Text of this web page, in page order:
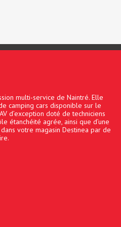
multi-service de Naintré. Elle
camping cars disponible sur le
d’exception doté de techniciens
étanchéité agrée, ainsi que d’une
votre magasin Destinea par de